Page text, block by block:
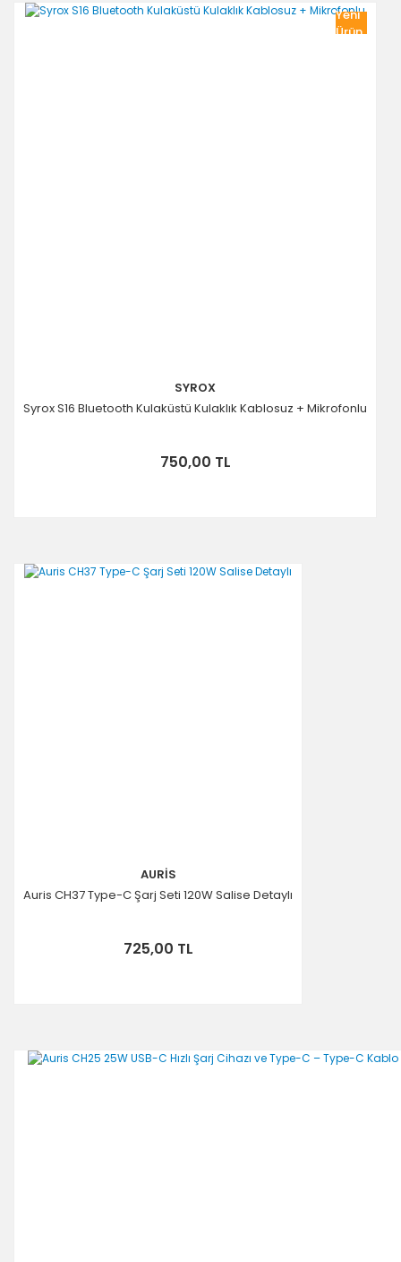
Yeni
Ürün
SYROX
Syrox S16 Bluetooth Kulaküstü Kulaklık Kablosuz + Mikrofonlu
750,00 TL
AURİS
Auris CH37 Type-C Şarj Seti 120W Salise Detaylı
725,00 TL